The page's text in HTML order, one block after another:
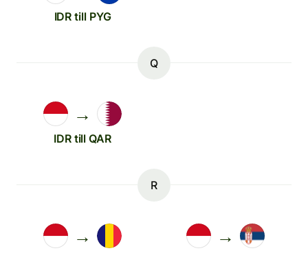
IDR till PYG
Q
→
IDR till QAR
R
→ →